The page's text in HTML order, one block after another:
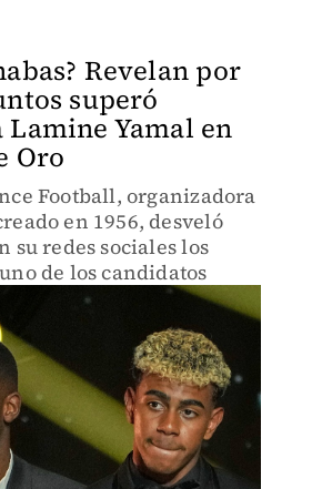
Revelan por
superó
Lamine Yamal en
Oro
Football, organizadora
en 1956, desveló
su redes sociales los
de los candidatos